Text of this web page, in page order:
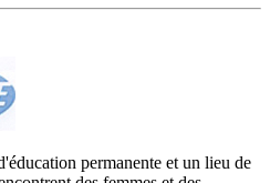
permanente et un lieu de